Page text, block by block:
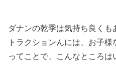
ダナンの乾季は気持ち良く
トラクションんには、お子
ってことで、こんなところは